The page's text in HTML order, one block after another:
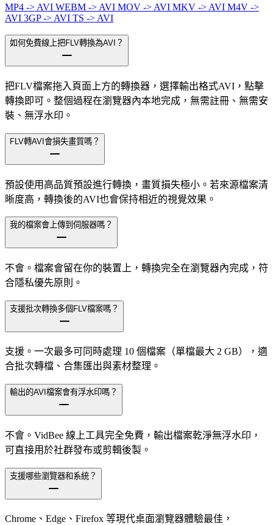
MP4 -> AVI WEBM -> AVI MOV -> AVI MKV -> AVI M4V ->
AVI 3GP -> AVI TS -> AVI
如何免費線上把FLV轉換為AVI？
把FLV檔案拖入頁面上方的轉換器，選擇輸出格式AVI，點擊
轉換即可。整個過程在瀏覽器內本地完成，無需註冊、無需安
裝、無浮水印。
FLV轉AVI會損失畫質嗎？
預設使用高品質預設進行轉換，畫質損失極小。若來源檔案清
晰度高，轉換後的AVI也會保持相近的視覺效果。
我的檔案會上傳到伺服器嗎？
不會。檔案會留在你的裝置上，轉換完全在瀏覽器內完成，符
合隱私優先原則。
支援批次轉換多個FLV檔案嗎？
支援。一次最多可同時處理 10 個檔案（單檔最大 2 GB），適
合批次轉檔、合集匯出與素材整理。
輸出的AVI檔案會有浮水印嗎？
不會。VidBee 線上工具完全免費，輸出檔案乾淨無浮水印，
可直接用於社群發布或剪輯後製。
支援哪些瀏覽器和系統？
Chrome、Edge、Firefox 等現代桌面瀏覽器體驗最佳，